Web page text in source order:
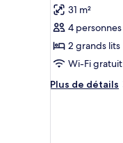
Hearing)
grand
lit
(Transfer
Shower,
Mobility
Hearing)
pour
ce
type
de
chambre :
Chambre,
31 m²
4 personnes
2 grands lits
Wi-Fi gratuit
Plus de détails
Plus